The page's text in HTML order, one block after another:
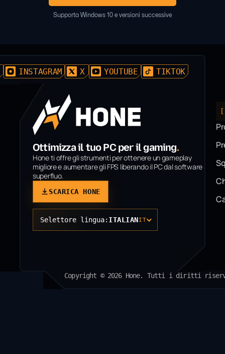
Supporta Windows 10 e versioni successive
INSTAGRAM X YOUTUBE TIKTOK
Ottimizza il tuo PC per il gaming.
Hone ti offre gli strumenti per ottenere un gameplay
migliore e aumentare gli FPS liberando il PC dal software
superfluo.
SCARICA HONE
Selettore lingua: ITALIANIT
Copyright © 2026 Hone. Tutti i diritti